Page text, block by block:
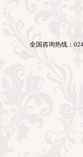
全国咨询热线：